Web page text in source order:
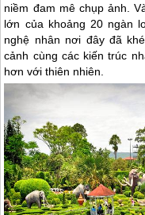
niềm đam mê chụp ảnh.
lớn của khoảng 20 ngàn
nghệ nhân nơi đây đã
cảnh cùng các kiến trúc
hơn với thiên nhiên.